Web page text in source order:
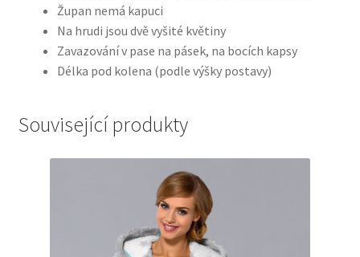
Župan nemá kapuci
Na hrudi jsou dvě vyšité květiny
Zavazování v pase na pásek, na bocích kapsy
Délka pod kolena (podle výšky postavy)
Související produkty